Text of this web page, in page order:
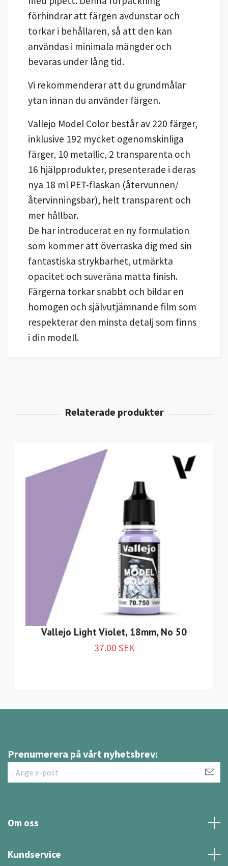
förhindrar att färgen avdunstar och
torkar i behållaren, så att den kan
användas i minimala mängder och
bevaras under lång tid.
Vi rekommenderar att du grundmålar
ytan innan du använder färgen.
Vallejo Model Color består av 220 färger,
inklusive 192 mycket ogenomskinliga
färger, 10 metallic, 2 transparenta och
16 hjälpprodukter, presenterade i deras
nya 18 ml PET-flaskan (återvunnen/
återvinningsbar), helt transparent och
mer hållbar.
De har introducerat en ny formulation
som kommer att överraska dig med sin
fantastiska strykbarhet, utmärkta
opacitet och suveräna matta finish.
Färgerna torkar snabbt och bildar en
homogen och självutjämnande film som
respekterar den minsta detalj som finns
i din modell.
Vallejo Light Violet, 18mm, No 50
37.00 SEK
Prenumerera på vårt nyhetsbrev:
Om oss
Kundservice